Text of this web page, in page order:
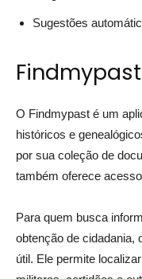
Sugestões
Findmypast
O Findmypast é um
históricos e
por sua coleção de
também oferece
Para quem busca
obtenção de cidadania,
útil. Ele permite